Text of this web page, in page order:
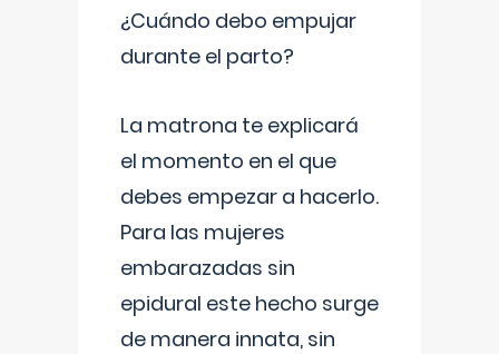
¿Cuándo debo empujar
durante el parto?
La matrona te explicará
el momento en el que
debes empezar a hacerlo.
Para las mujeres
embarazadas sin
epidural este hecho surge
de manera innata, sin